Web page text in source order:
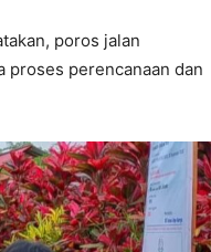
poros jalan
proses perencanaan dan